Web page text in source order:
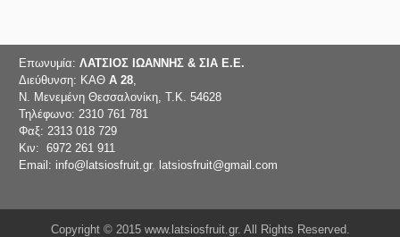
Επωνυμία: ΛΑΤΣΙΟΣ ΙΩΑΝΝΗΣ & ΣΙΑ Ε.Ε.
Διεύθυνση: ΚΑΘ Α 28,
Ν. Μενεμένη Θεσσαλονίκη, Τ.Κ. 54628
Τηλέφωνο: 2310 761 781
Φαξ: 2313 018 729
Κιν: 6972 261 911
Email: info@latsiosfruit.gr, latsiosfruit@gmail.com
Copyright © 2015 www.latsiosfruit.gr. All Rights Reserved.